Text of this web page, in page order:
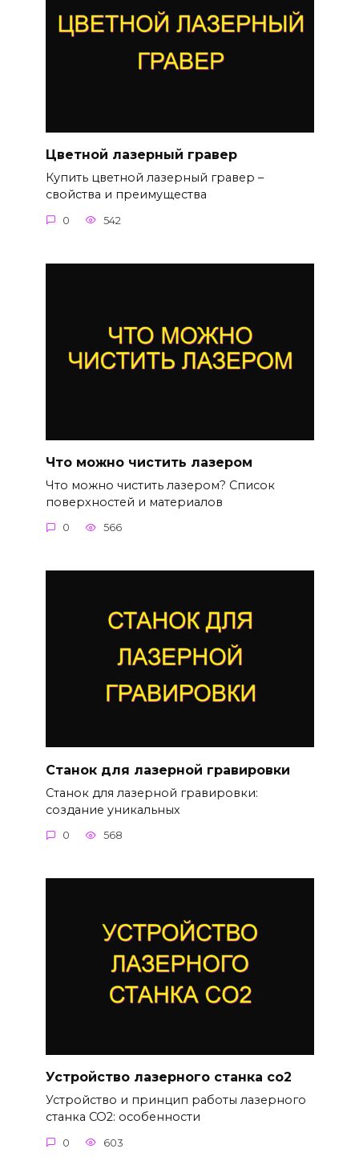
Цветной лазерный гравер
Купить цветной лазерный гравер –
свойства и преимущества
0 542
Что можно чистить лазером
Что можно чистить лазером? Список
поверхностей и материалов
0 566
Станок для лазерной гравировки
Станок для лазерной гравировки:
создание уникальных
0 568
Устройство лазерного станка co2
Устройство и принцип работы лазерного
станка CO2: особенности
0 603